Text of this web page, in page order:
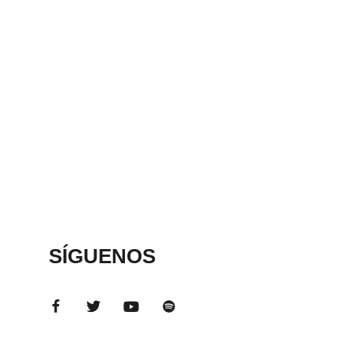
SÍGUENOS